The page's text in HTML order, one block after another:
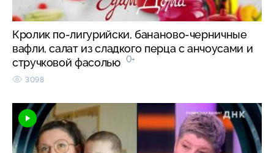
Кролик по-лигурийски, бананово-черничные
вафли, салат из сладкого перца с анчоусами и
стручковой фасолью 0+
3098